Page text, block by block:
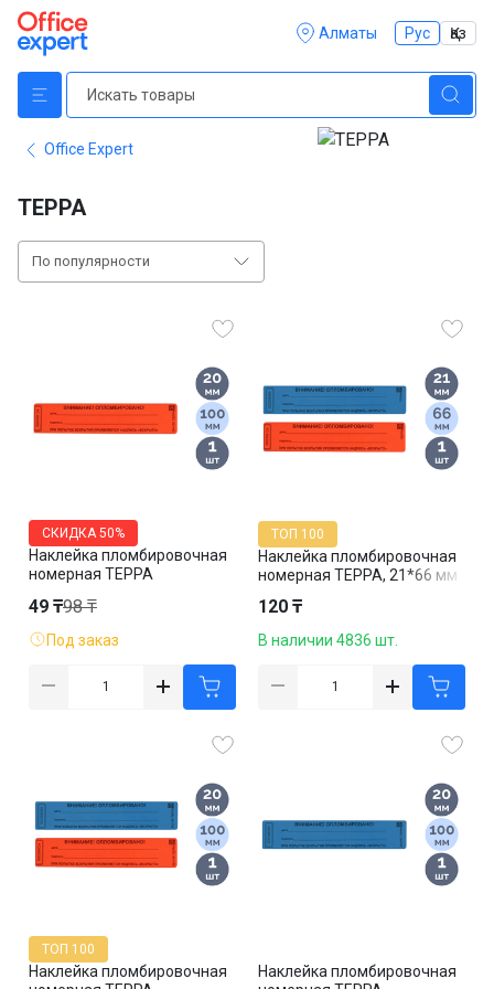
Алматы Рус Қаз
Office Expert
ТЕРРА
По популярности
Наклейка пломбировочная
номерная TEPPA
Опломбировано!", 20*100
мм, красная
СКИДКА 50%
49 ₸98 ₸
Под заказ
Наклейка пломбировочная
номерная TEPPA, 21*66 мм
ТОП 100
120 ₸
В наличии 4836 шт.
Наклейка пломбировочная
ТОП 100
Наклейка пломбировочная